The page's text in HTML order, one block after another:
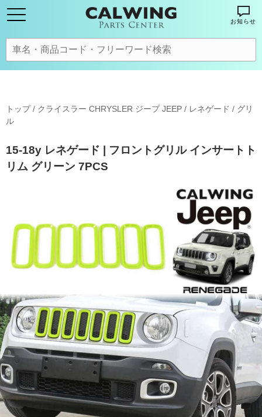
お知らせ
トップ/ クライスラー CHRYSLER ジープ JEEP / レネゲード / グリ
ル
15-18y レネゲード | フロントグリル インサートト
リム グリーン 7PCS